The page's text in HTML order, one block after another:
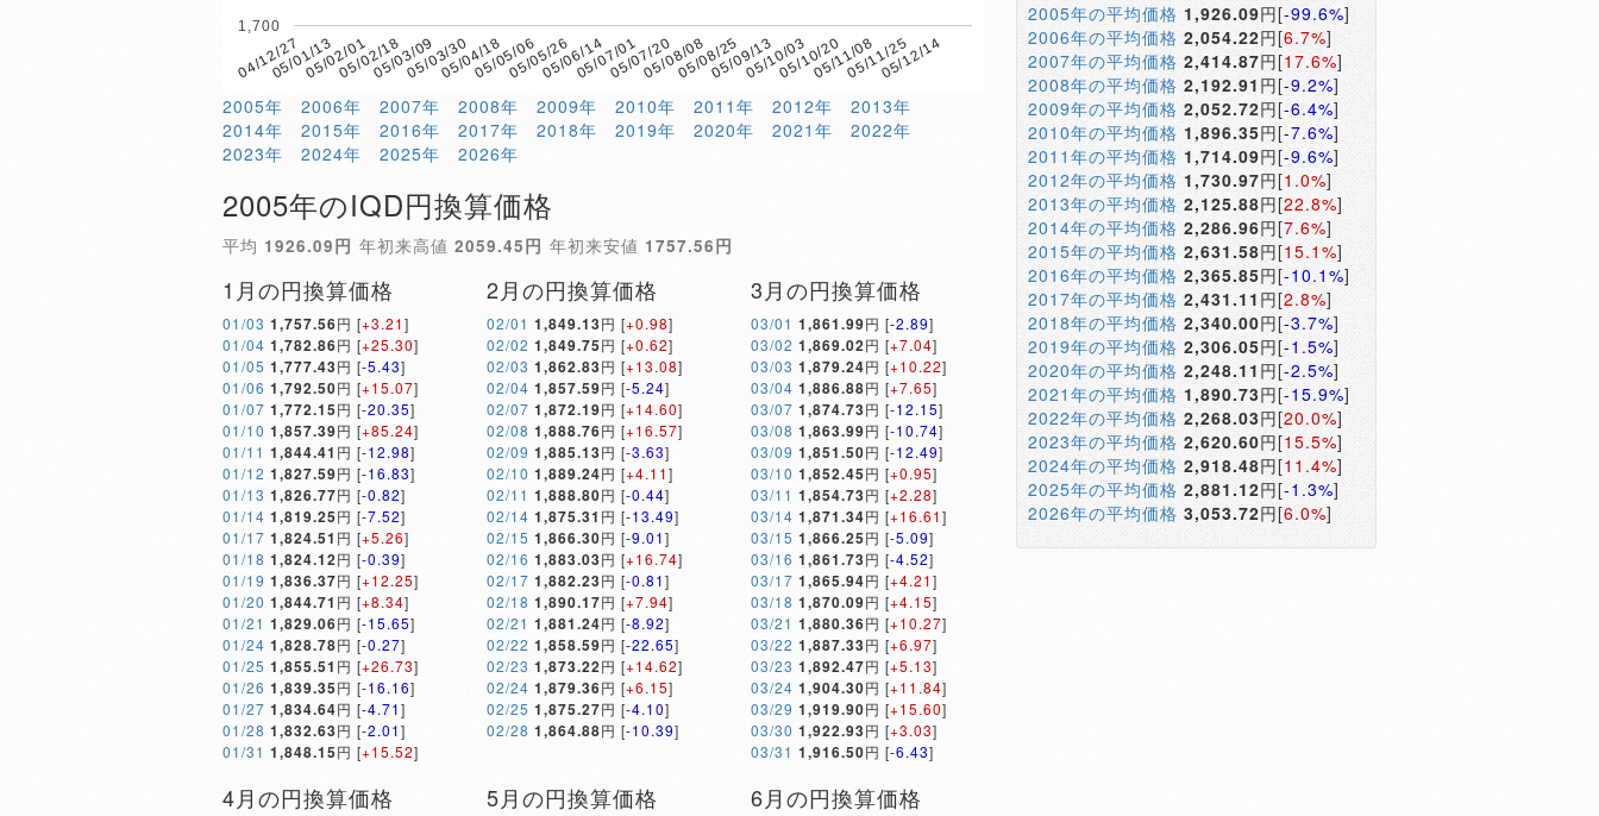
04/12/2705/01/1305/02/0105/02/1805/03/0905/03/3005/04/1805/05/0605/05/2605/06/1405/07/0105/07/2005/08/0805/08/2505/09/1305/10/0305/10/2005/11/0805/11/2505/12/14
1,700
2005年 2006年 2007年 2008年 2009年 2010年 2011年 2012年
2013年
2014年
2015年 2016年 2017年 2018年 2019年 2020年 2021年
2022年
2023年
2024年 2025年 2026年
2005年のIQD円換算価格
平均 1926.09円 年初来高値 2059.45円 年初来安値 1757.56円
1月の円換算価格
01/03 1,757.56円 [+3.21]
01/04 1,782.86円 [+25.30]
01/05 1,777.43円 [-5.43]
01/06 1,792.50円 [+15.07]
01/07 1,772.15円 [-20.35]
01/10 1,857.39円 [+85.24]
01/11 1,844.41 円 [-12.98]
01/12 1,827.59円 [-16.83]
01/13 1,826.77円 [-0.82]
01/14 1,819.25円 [-7.52]
01/17 1,824.51 円 [+5.26]
01/18 1,824.12円 [-0.39]
01/19 1,836.37円 [+12.25]
01/20 1,844.71 円 [+8.34]
01/21 1,829.06円 [-15.65]
01/24 1,828.78円 [-0.27]
01/25 1,855.51 円 [+26.73]
01/26 1,839.35円 [-16.16]
01/27 1,834.64円 [-4.71]
01/28 1,832.63円 [-2.01]
01/31 1,848.15円 [+15.52]
2月の円換算価格
02/01 1,849.13円 [+0.98]
02/02 1,849.75円 [+0.62]
02/03 1,862.83円 [+13.08]
02/04 1,857.59円 [-5.24]
02/07 1,872.19円 [+14.60]
02/08 1,888.76円 [+16.57]
02/09 1,885.13円 [-3.63]
02/10 1,889.24円 [+4.11]
02/11 1,888.80円 [-0.44]
02/14 1,875.31 円 [-13.49]
02/15 1,866.30円 [-9.01]
02/16 1,883.03円 [+16.74]
02/17 1,882.23円 [-0.81]
02/18 1,890.17円 [+7.94]
02/21 1,881.24円 [-8.92]
02/22 1,858.59円 [-22.65]
02/23 1,873.22円 [+14.62]
02/24 1,879.36円 [+6.15]
02/25 1,875.27円 [-4.10]
02/28 1,864.88円 [-10.39]
3月の円換算価格
03/01 1,861.99円 [-2.89]
03/02 1,869.02円 [+7.04]
03/03 1,879.24円 [+10.22]
03/04 1,886.88円 [+7.65]
03/07 1,874.73円 [-12.15]
03/08 1,863.99円 [-10.74]
03/09 1,851.50円 [-12.49]
03/10 1,852.45円 [+0.95]
03/11 1,854.73円 [+2.28]
03/14 1,871.34円 [+16.61]
03/15 1,866.25円 [-5.09]
03/16 1,861.73円 [-4.52]
03/17 1,865.94円 [+4.21]
03/18 1,870.09円 [+4.15]
03/21 1,880.36円 [+10.27]
03/22 1,887.33円 [+6.97]
03/23 1,892.47円 [+5.13]
03/24 1,904.30円 [+11.84]
03/29 1,919.90円 [+15.60]
03/30 1,922.93円 [+3.03]
03/31 1,916.50円 [-6.43]
4月の円換算価格 5月の円換算価格 6月の円換算価格
2005年の平均価格 1,926.09円[-99.6%]
2006年の平均価格 2,054.22円[6.7%]
2007年の平均価格 2,414.87円[17.6%]
2008年の平均価格 2,192.91 円[-9.2%]
2009年の平均価格 2,052.72円[-6.4%]
2010年の平均価格 1,896.35円[-7.6%]
2011年の平均価格 1,714.09円[-9.6%]
2012年の平均価格 1,730.97円[1.0%]
2013年の平均価格 2,125.88円[22.8%]
2014年の平均価格 2,286.96円[7.6%]
2015年の平均価格 2,631.58円[15.1%]
2016年の平均価格 2,365.85円[-10.1%]
2017年の平均価格 2,431.11 円[2.8%]
2018年の平均価格 2,340.00円[-3.7%]
2019年の平均価格 2,306.05円[-1.5%]
2020年の平均価格 2,248.11 円[-2.5%]
2021年の平均価格 1,890.73円[-15.9%]
2022年の平均価格 2,268.03円[20.0%]
2023年の平均価格 2,620.60円[15.5%]
2024年の平均価格 2,918.48円[11.4%]
2025年の平均価格 2,881.12円[-1.3%]
2026年の平均価格 3,053.72円[6.0%]